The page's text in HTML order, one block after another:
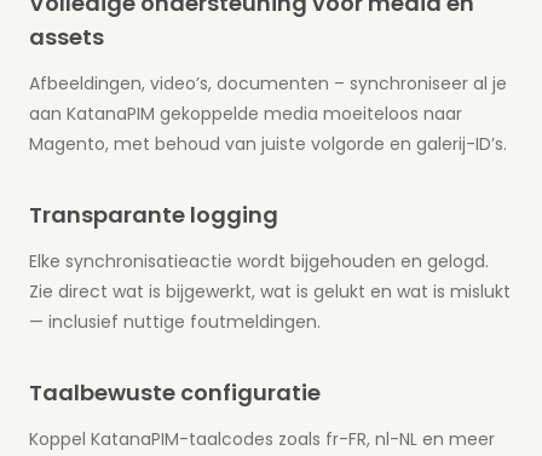
assets
Afbeeldingen, video’s, documenten – synchroniseer al je
aan KatanaPIM gekoppelde media moeiteloos naar
Magento, met behoud van juiste volgorde en galerij-ID’s.
Transparante logging
Elke synchronisatieactie wordt bijgehouden en gelogd.
Zie direct wat is bijgewerkt, wat is gelukt en wat is mislukt
— inclusief nuttige foutmeldingen.
Taalbewuste configuratie
Koppel KatanaPIM-taalcodes zoals fr-FR, nl-NL en meer